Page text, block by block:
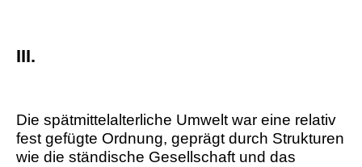
III.
Die spätmittelalterliche Umwelt war eine relativ
fest gefügte Ordnung, geprägt durch Strukturen
wie die ständische Gesellschaft und das